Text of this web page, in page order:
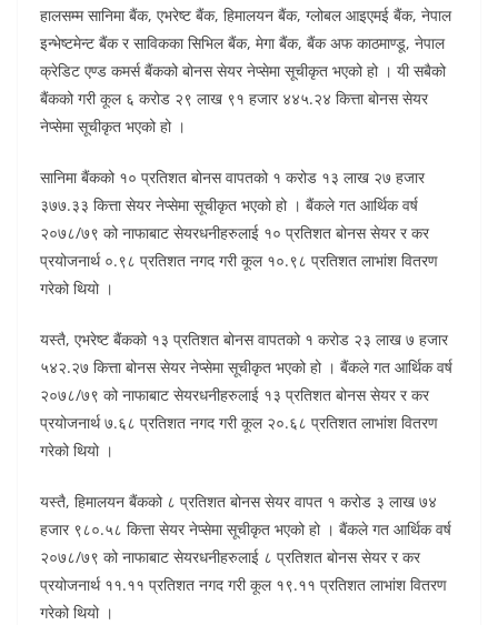
हालसम्म सानिमा बैंक, एभरेष्ट बैंक, हिमालयन बैंक, ग्लोबल आइएमई बैंक, नेपाल
इन्भेष्टमेन्ट बैंक र साविकका सिभिल बैंक, मेगा बैंक, बैंक अफ काठमाण्डू, नेपाल
क्रेडिट एण्ड कमर्स बैंकको बोनस सेयर नेप्सेमा सूचीकृत भएको हो । यी सबैको
बैंकको गरी कूल ६ करोड २९ लाख ९१ हजार ४४५.२४ कित्ता बोनस सेयर
नेप्सेमा सूचीकृत भएको हो ।
सानिमा बैंकको १० प्रतिशत बोनस वापतको १ करोड १३ लाख २७ हजार
३७७.३३ कित्ता सेयर नेप्सेमा सूचीकृत भएको हो । बैंकले गत आर्थिक वर्ष
२०७८/७९ को नाफाबाट सेयरधनीहरुलाई १० प्रतिशत बोनस सेयर र कर
प्रयोजनार्थ ०.९८ प्रतिशत नगद गरी कूल १०.९८ प्रतिशत लाभांश वितरण
गरेको थियो ।
यस्तै, एभरेष्ट बैंकको १३ प्रतिशत बोनस वापतको १ करोड २३ लाख ७ हजार
५४२.२७ कित्ता बोनस सेयर नेप्सेमा सूचीकृत भएको हो । बैंकले गत आर्थिक वर्ष
२०७८/७९ को नाफाबाट सेयरधनीहरुलाई १३ प्रतिशत बोनस सेयर र कर
प्रयोजनार्थ ७.६८ प्रतिशत नगद गरी कूल २०.६८ प्रतिशत लाभांश वितरण
गरेको थियो ।
यस्तै, हिमालयन बैंकको ८ प्रतिशत बोनस सेयर वापत १ करोड ३ लाख ७४
हजार ९८०.५८ कित्ता सेयर नेप्सेमा सूचीकृत भएको हो । बैंकले गत आर्थिक वर्ष
२०७८/७९ को नाफाबाट सेयरधनीहरुलाई ८ प्रतिशत बोनस सेयर र कर
प्रयोजनार्थ ११.११ प्रतिशत नगद गरी कूल १९.११ प्रतिशत लाभांश वितरण
गरेको थियो ।